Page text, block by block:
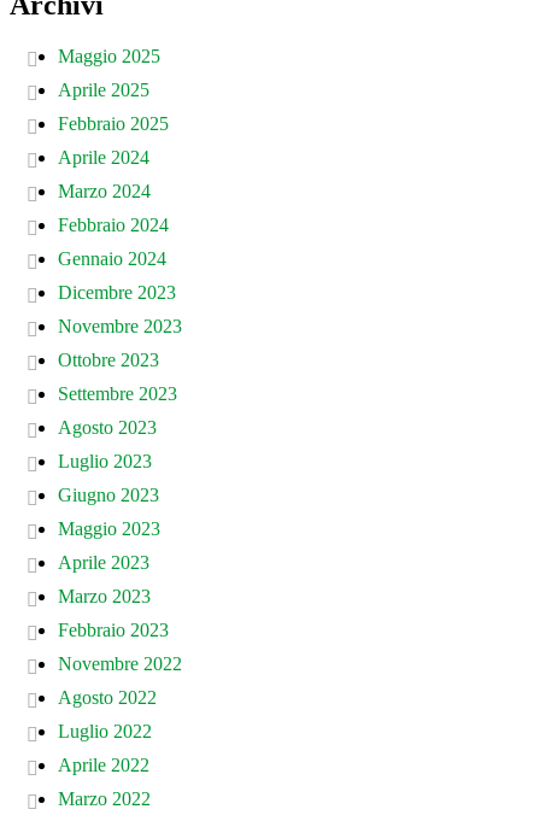
Maggio 2025
Aprile 2025
Febbraio 2025
Aprile 2024
Marzo 2024
Febbraio 2024
Gennaio 2024
Dicembre 2023
Novembre 2023
Ottobre 2023
Settembre 2023
Agosto 2023
Luglio 2023
Giugno 2023
Maggio 2023
Aprile 2023
Marzo 2023
Febbraio 2023
Novembre 2022
Agosto 2022
Luglio 2022
Aprile 2022
Marzo 2022